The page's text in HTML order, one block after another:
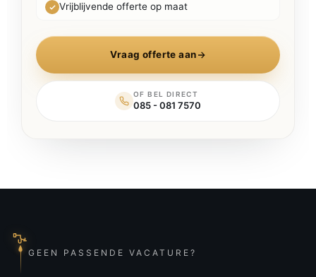
Vrijblijvende offerte op maat
Vraag offerte aan
OF BEL DIRECT
085 - 081 7570
GEEN PASSENDE VACATURE?